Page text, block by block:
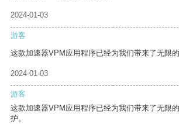
2024-01-03
游客
这款加速器VPM应用程序已经为我们带来了无限的
2024-01-03
游客
这款加速器VPM应用程序已经为我们带来了无限
护。